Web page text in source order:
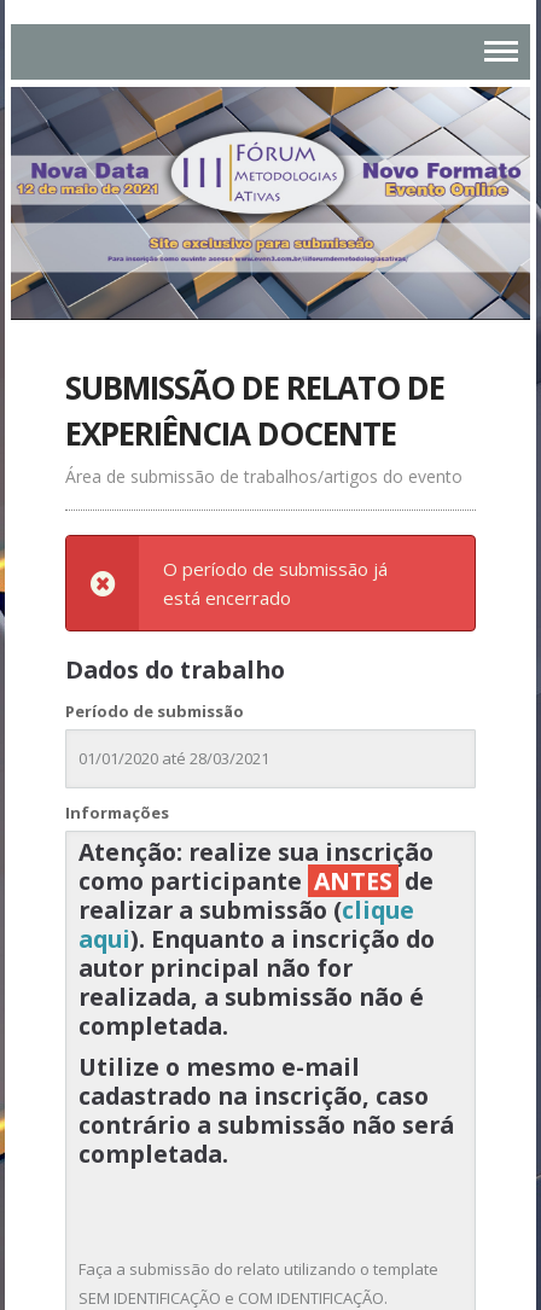
SUBMISSÃO DE RELATO DE
EXPERIÊNCIA DOCENTE
Área de submissão de trabalhos/artigos do evento
O período de submissão já
está encerrado
Dados do trabalho
Período de submissão
01/01/2020 até 28/03/2021
Informações
Atenção: realize sua inscrição
como participante ANTES de
realizar a submissão (clique
aqui). Enquanto a inscrição do
autor principal não for
realizada, a submissão não é
completada.
Utilize o mesmo e-mail
cadastrado na inscrição, caso
contrário a submissão não será
completada.
Faça a submissão do relato utilizando o template
SEM IDENTIFICAÇÃO e COM IDENTIFICAÇÃO.